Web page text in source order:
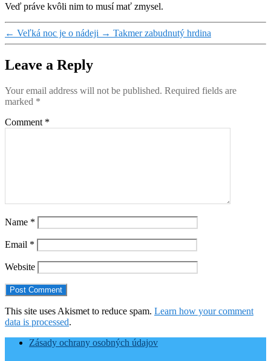
Veď práve kvôli nim to musí mať zmysel.
← Veľká noc je o nádeji → Takmer zabudnutý hrdina
Leave a Reply
Your email address will not be published. Required fields are
marked *
Comment *
Name *
Email *
Website
This site uses Akismet to reduce spam. Learn how your comment
data is processed.
Zásady ochrany osobných údajov